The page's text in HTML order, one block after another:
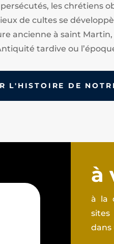
les chrétiens
de cultes se
ancienne à saint
tardive ou
L'HISTOIRE DE
à
à la
sites
dans